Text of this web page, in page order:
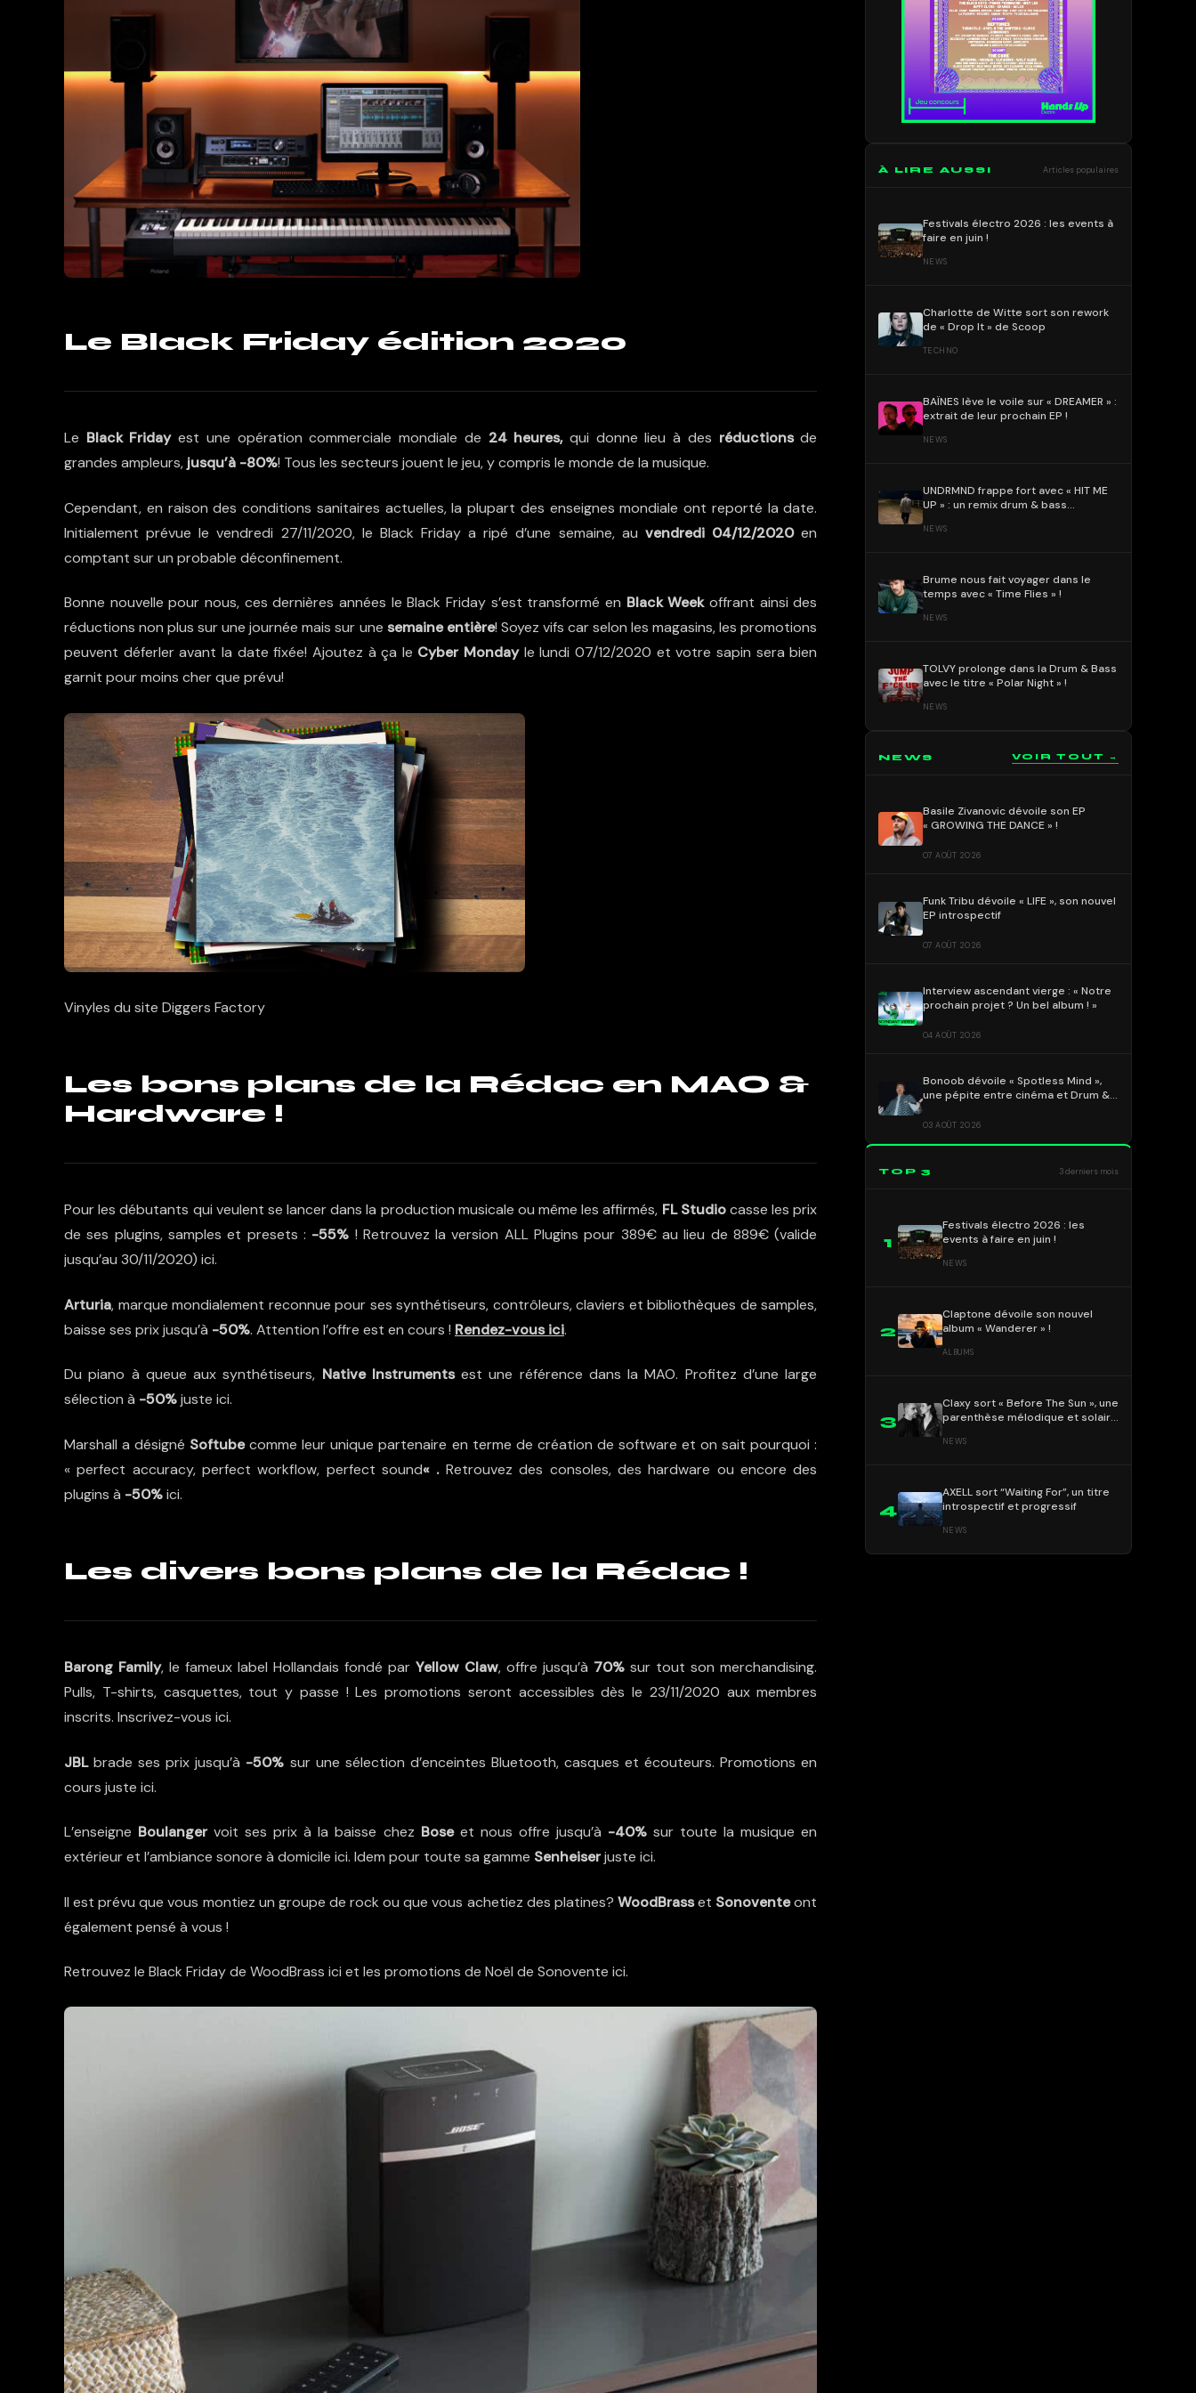
Le Black Friday édition 2020
Le Black Fridayest une opération commerciale mondiale de 24 heures,qui donne lieu à des réductionsde
grandes ampleurs, jusqu’à -80%! Tous les secteurs jouent le jeu, y compris le monde de la musique.
Cependant, en raison des conditions sanitaires actuelles, la plupart des enseignes mondiale ont reporté la date.
Initialement prévue le vendredi 27/11/2020, le Black Friday a ripé d’une semaine, au vendredi 04/12/2020en
comptant sur un probable déconfinement.
Bonne nouvelle pour nous, ces dernières années le Black Friday s’est transformé en Black Weekoffrant ainsi des
réductions non plus sur une journée mais sur une semaine entière! Soyez vifs car selon les magasins, les promotions
peuvent déferler avant la date fixée! Ajoutez à ça le Cyber Mondayle lundi 07/12/2020 et votre sapin sera bien
garnit pour moins cher que prévu!
Vinyles du site Diggers Factory
Les bons plans de la Rédac en MAO &
Hardware !
Pour les débutants qui veulent se lancer dans la production musicale ou même les affirmés, FL Studiocasse les prix
de ses plugins, samples et presets : -55% ! Retrouvez la version ALL Plugins pour 389€ au lieu de 889€ (valide
jusqu’au 30/11/2020) ici.
Arturia, marque mondialement reconnue pour ses synthétiseurs, contrôleurs, claviers et bibliothèques de samples,
baisse ses prix jusqu’à -50%. Attention l’offre est en cours ! Rendez-vousici.
Du piano à queue aux synthétiseurs, Native Instrumentsest une référence dans la MAO. Profitez d’une large
sélection à -50%juste ici.
Marshall a désigné Softubecomme leur unique partenaire en terme de création de software et on sait pourquoi :
« perfect accuracy, perfect workflow, perfect sound« . Retrouvez des consoles, des hardware ou encore des
plugins à -50%ici.
Les divers bons plans de la Rédac !
Barong Family, le fameux label Hollandais fondé parYellow Claw, offre jusqu’à 70% sur tout son merchandising.
Pulls, T-shirts, casquettes, tout y passe ! Les promotions seront accessibles dès le 23/11/2020 aux membres
inscrits. Inscrivez-vous ici.
JBLbrade ses prix jusqu’à -50% sur une sélection d’enceintes Bluetooth, casques et écouteurs. Promotions en
cours juste ici.
L’enseigne Boulangervoit ses prix à la baisse chez Boseet nous offre jusqu’à -40%sur toute la musique en
extérieur et l’ambiance sonore à domicile ici. Idem pour toute sa gamme Senheiserjuste ici.
Il est prévu que vous montiez un groupe de rock ou que vous achetiez des platines? WoodBrasset Sonoventeont
également pensé à vous !
Retrouvez le Black Friday de WoodBrass ici et les promotions de Noël de Sonovente ici.
À LIRE AUSSI Articles populaires
Festivals électro 2026 : les events à
faire en juin !
NEWS
Charlotte de Witte sort son rework
de « Drop It » de Scoop
TECHNO
BAÏNES lève le voile sur « DREAMER » :
extrait de leur prochain EP !
NEWS
UNDRMND frappe fort avec « HIT ME
UP » : un remix drum & bass
NEWS
Brume nous fait voyager dans le
temps avec « Time Flies » !
NEWS
TOLVY prolonge dans la Drum & Bass
avec le titre « Polar Night » !
NEWS
NEWS VOIR TOUT →
Basile Zivanovic dévoile son EP
« GROWING THE DANCE » !
07 AOÛT 2026
Funk Tribu dévoile « LIFE », son nouvel
EP introspectif
07 AOÛT 2026
Interview ascendant vierge : « Notre
prochain projet ? Un bel album ! »
04 AOÛT 2026
Bonoob dévoile « Spotless Mind »,
une pépite entre cinéma et Drum &
03 AOÛT 2026
TOP 3 3 derniers mois
1
Festivals électro 2026 : les
events à faire en juin !
NEWS
2
Claptone dévoile son nouvel
album « Wanderer » !
ALBUMS
3
Claxy sort « Before The Sun », une
parenthèse mélodique et solaire
NEWS
4
AXELL sort “Waiting For”, un titre
introspectif et progressif
NEWS